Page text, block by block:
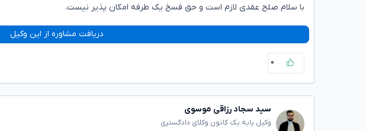
با سلام صلح عقدی لازم است و حق فسخ یک طرفه امکان پذیر نیست.
دریافت مشاوره از این وکیل
۰
سید سجاد رزاقی موسوی
وکیل پایه یک کانون وکلای دادگستری